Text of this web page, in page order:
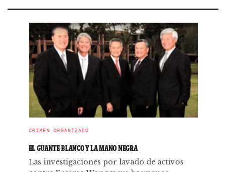
CRIMEN ORGANIZADO
EL GUANTE BLANCO Y LA MANO NEGRA
Las investigaciones por lavado de activos